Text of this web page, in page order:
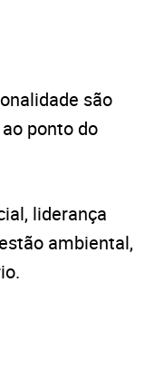
são
ponto do
liderança
ambiental,